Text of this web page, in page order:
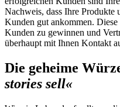
Nachweis, dass Ihre Produkte
Kunden gut ankommen.
Kunden zu gewinnen und
überhaupt mit Ihnen Kontakt
Die geheime
stories sell«